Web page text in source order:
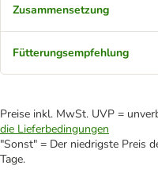
Zusammensetzung
Fütterungsempfehlung
Preise inkl. MwSt. UVP =
die Lieferbedingungen
"Sonst" = Der niedrigste Preis
Tage.